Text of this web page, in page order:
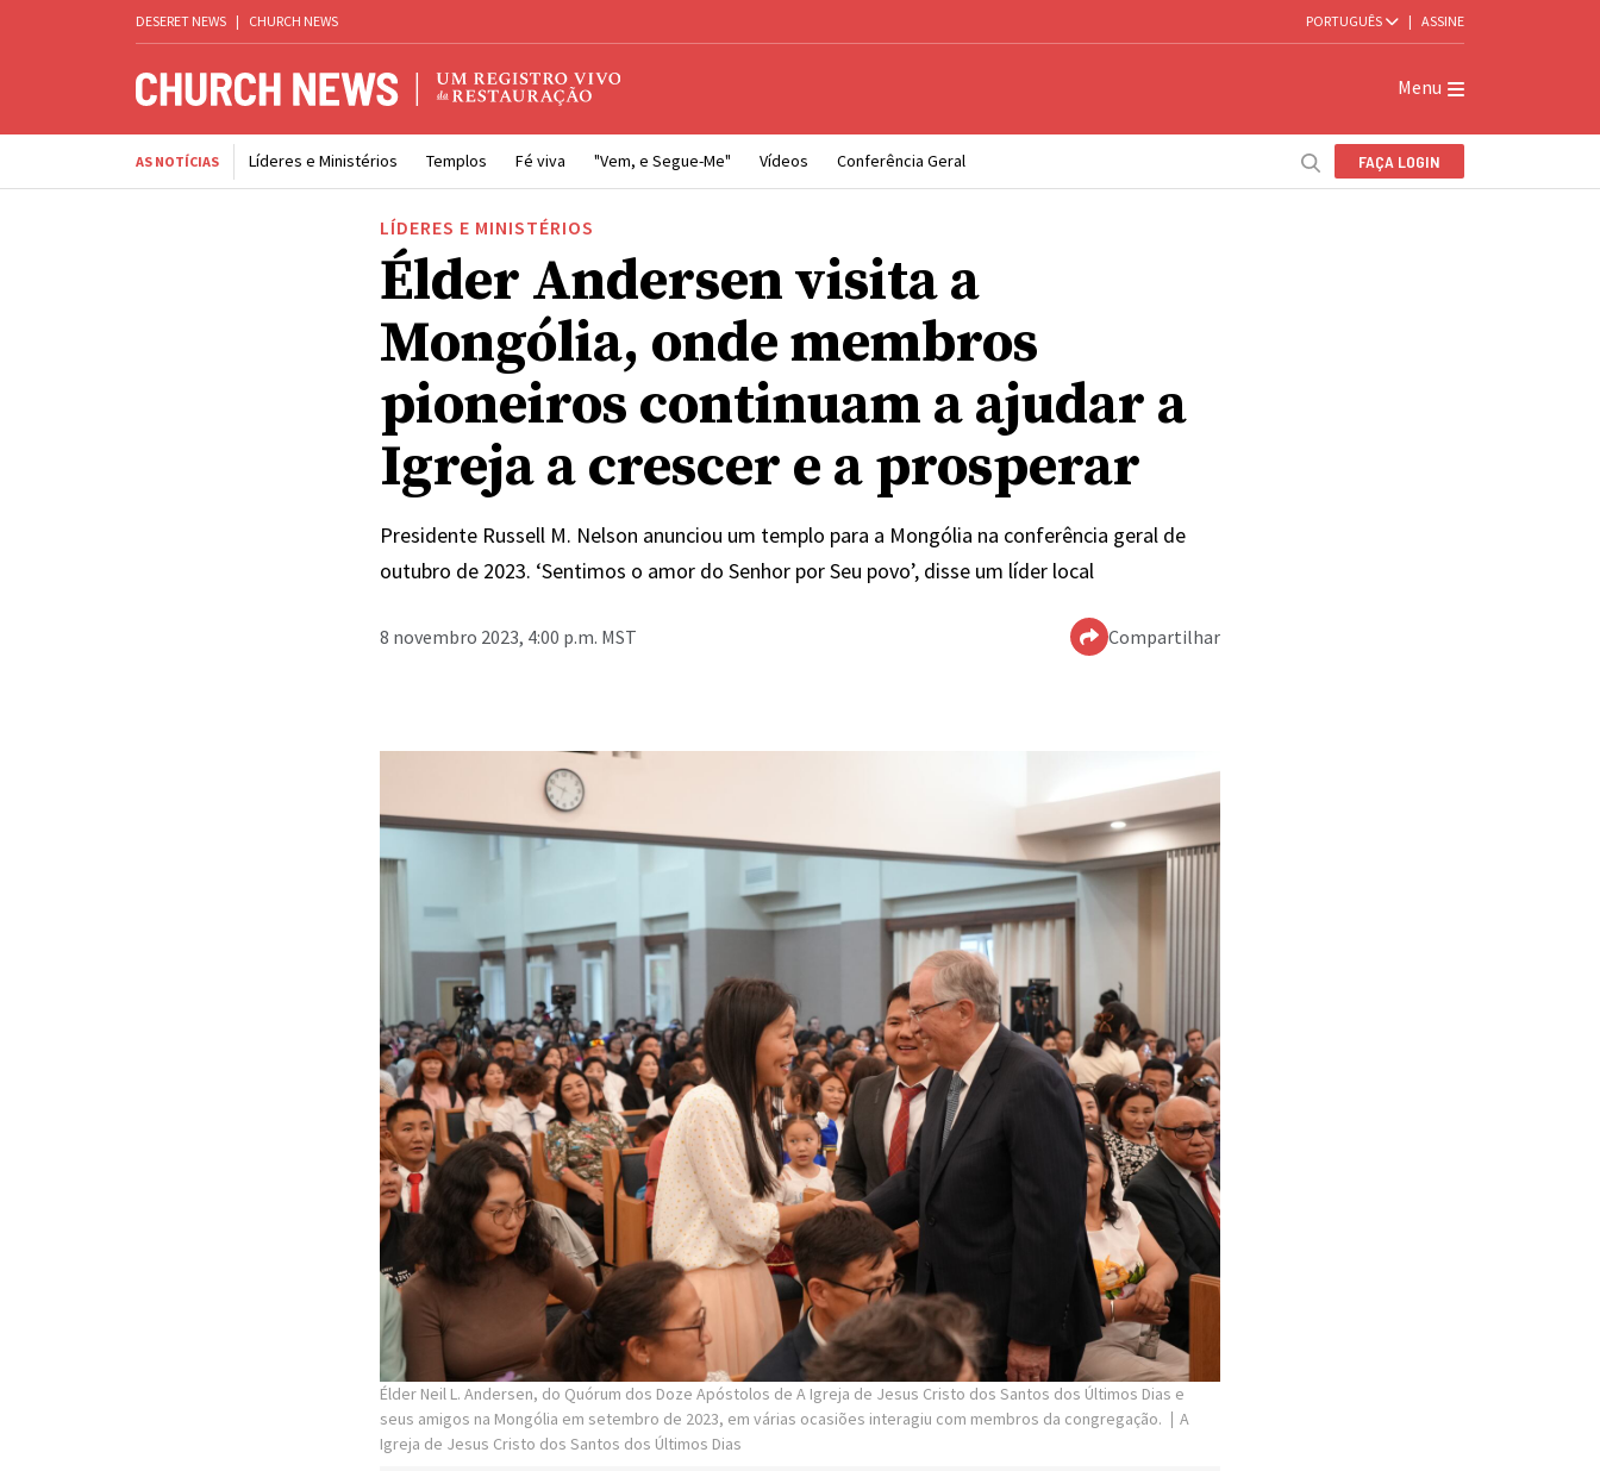
DESERET NEWS | CHURCH NEWS PORTUGUÊS | ASSINE
Menu
AS NOTÍCIAS Líderes e Ministérios Templos Fé viva "Vem, e Segue-Me" Vídeos Conferência Geral FAÇA LOGIN
LÍDERES E MINISTÉRIOS
Élder Andersen visita a
Mongólia, onde membros
pioneiros continuam a ajudar a
Igreja a crescer e a prosperar
Presidente Russell M. Nelson anunciou um templo para a Mongólia na conferência geral de
outubro de 2023. ‘Sentimos o amor do Senhor por Seu povo’, disse um líder local
8 novembro 2023, 4:00 p.m. MST Compartilhar
Élder Neil L. Andersen, do Quórum dos Doze Apóstolos de A Igreja de Jesus Cristo dos Santos dos Últimos Dias e
seus amigos na Mongólia em setembro de 2023, em várias ocasiões interagiu com membros da congregação.
A
Igreja de Jesus Cristo dos Santos dos Últimos Dias